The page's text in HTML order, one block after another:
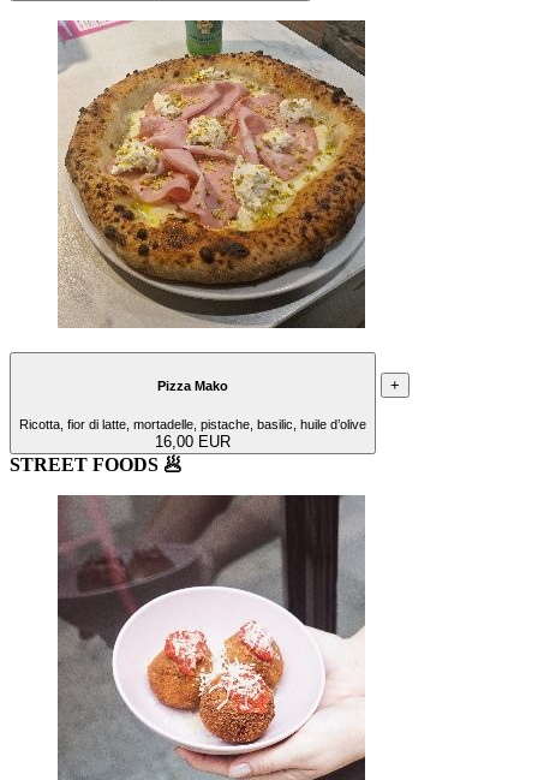
Pizza Mako
Ricotta, fior di latte, mortadelle, pistache, basilic, huile d’olive
16,00 EUR
+
STREET FOODS 🥟